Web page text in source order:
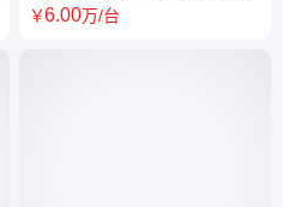
键操作 全新福田 7方抑尘车 用
￥6.00万/台